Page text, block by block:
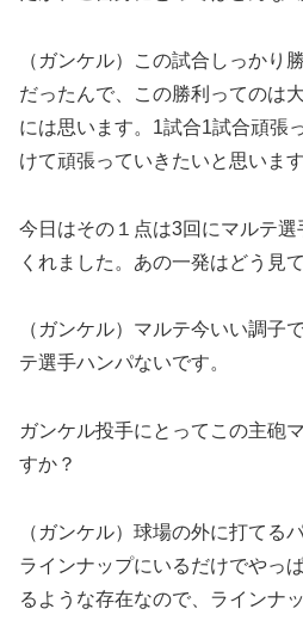
（ガンケル）この試合しっかり
だったんで、この勝利ってのは
には思います。1試合1試合頑張
けて頑張っていきたいと思います
今日はその１点は3回にマルテ
くれました。あの一発はどう見
（ガンケル）マルテ今いい調子
テ選手ハンパないです。
ガンケル投手にとってこの主砲
すか？
（ガンケル）球場の外に打てる
ラインナップにいるだけでやっ
るような存在なので、ラインナ